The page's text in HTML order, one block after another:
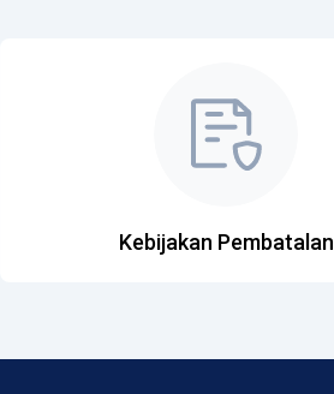
Kebijakan Pembatalan